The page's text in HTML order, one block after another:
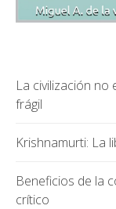
La civilización
frágil
Krishnamurti: La
Beneficios de la
crítico